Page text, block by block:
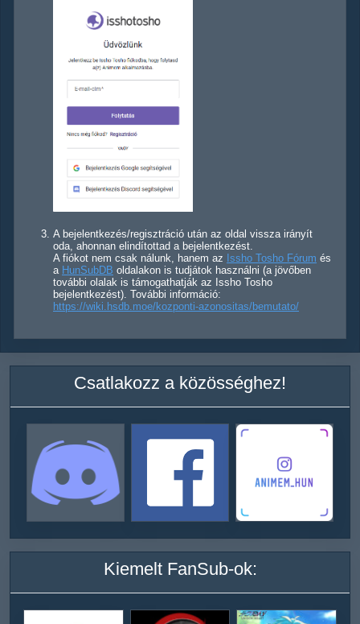
A bejelentkezés/regisztráció után az oldal vissza irányít
oda, ahonnan elindítottad a bejelentkezést.
A fiókot nem csak nálunk, hanem az Issho Tosho Fórum és
a HunSubDB oldalakon is tudjátok használni (a jövőben
további olalak is támogathatják az Issho Tosho
bejelentkezést). További információ:
https://wiki.hsdb.moe/kozponti-azonositas/bemutato/
Csatlakozz a közösséghez!
Kiemelt FanSub-ok: